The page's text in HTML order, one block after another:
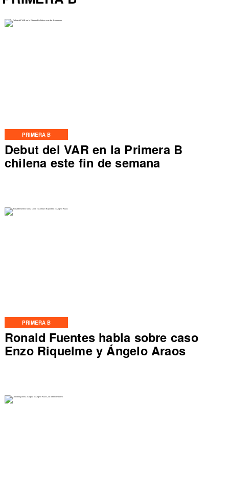
PRIMERA B
Debut del VAR en la Primera B
chilena este fin de semana
PRIMERA B
Ronald Fuentes habla sobre caso
Enzo Riquelme y Ángelo Araos